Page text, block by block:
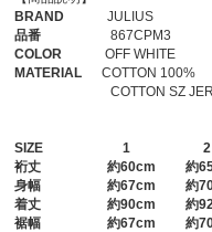
BRAND JULIUS
品番 867CPM3
COLOR OFF WHITE
MATERIAL COTTON 100%
COTTON SZ
SIZE 1
2
裄丈 約60cm 約
身幅 約67cm 約
着丈 約90cm 約
裾幅 約67cm 約